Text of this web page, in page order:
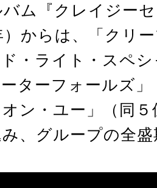
ム『クレイジー
）からは、「クリ
・ライト・スペ
ターフォールズ」
オン・ユー」（同
、グループの全